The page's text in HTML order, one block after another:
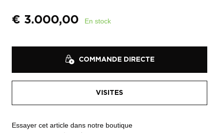
€ 3.000,00 En stock
COMMANDE DIRECTE
VISITES
Essayer cet article dans notre boutique